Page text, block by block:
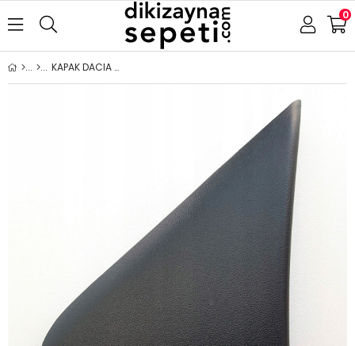
0
KAPAK DACIA DOKKER LODGY 2013- AYNA BAKALİTİ SOL